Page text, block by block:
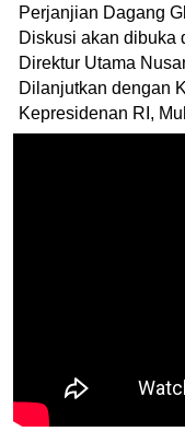
Perjanjian Dagang
Diskusi akan dibuka
Direktur Utama
Dilanjutkan dengan
Kepresidenan RI,